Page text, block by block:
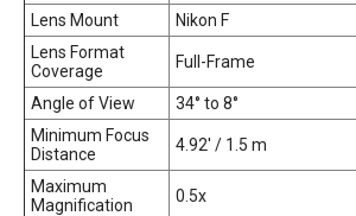
Lens Mount
Nikon F
Lens Format
Coverage
Full-Frame
Angle of View
34° to 8°
Minimum Focus
Distance
4.92' / 1.5 m
Maximum
Magnification
0.5x